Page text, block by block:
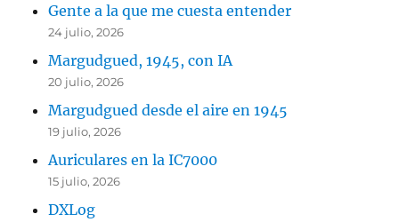
Gente a la que me cuesta entender
24 julio, 2026
Margudgued, 1945, con IA
20 julio, 2026
Margudgued desde el aire en 1945
19 julio, 2026
Auriculares en la IC7000
15 julio, 2026
DXLog